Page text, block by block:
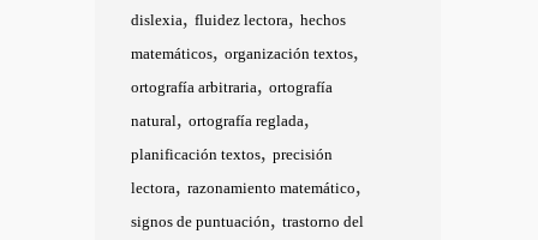
dislexia, fluidez lectora, hechos
matemáticos, organización textos,
ortografía arbitraria, ortografía
natural, ortografía reglada,
planificación textos, precisión
lectora, razonamiento matemático,
signos de puntuación, trastorno del